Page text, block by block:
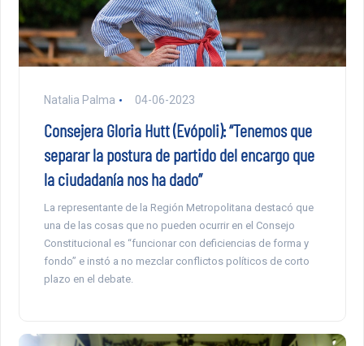
Natalia Palma 04-06-2023
Consejera Gloria Hutt (Evópoli): “Tenemos que
separar la postura de partido del encargo que
la ciudadanía nos ha dado”
La representante de la Región Metropolitana destacó que
una de las cosas que no pueden ocurrir en el Consejo
Constitucional es “funcionar con deficiencias de forma y
fondo” e instó a no mezclar conflictos políticos de corto
plazo en el debate.